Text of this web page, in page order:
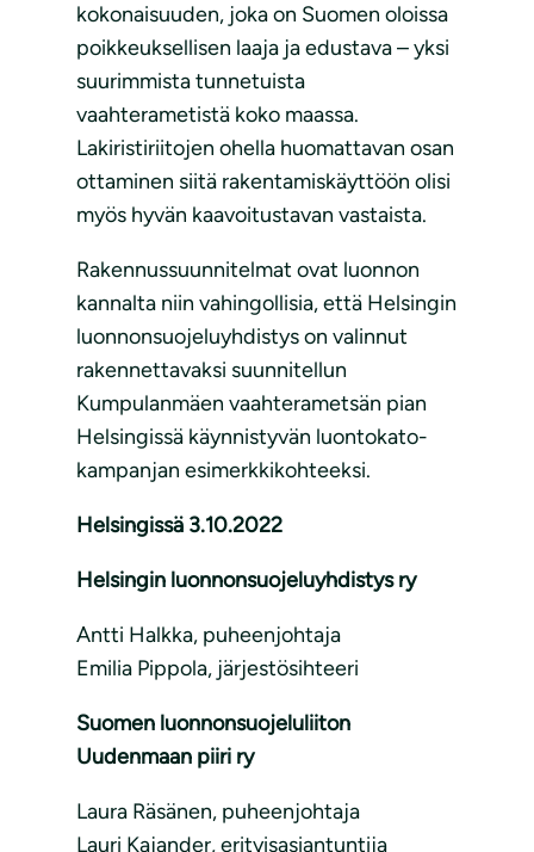
kokonaisuuden, joka on Suomen oloissa
poikkeuksellisen laaja ja edustava – yksi
suurimmista tunnetuista
vaahterametistä koko maassa.
Lakiristiriitojen ohella huomattavan osan
ottaminen siitä rakentamiskäyttöön olisi
myös hyvän kaavoitustavan vastaista.
Rakennussuunnitelmat ovat luonnon
kannalta niin vahingollisia, että Helsingin
luonnonsuojeluyhdistys on valinnut
rakennettavaksi suunnitellun
Kumpulanmäen vaahterametsän pian
Helsingissä käynnistyvän luontokato-
kampanjan esimerkkikohteeksi.
Helsingissä 3.10.2022
Helsingin luonnonsuojeluyhdistys ry
Antti Halkka, puheenjohtaja
Emilia Pippola, järjestösihteeri
Suomen luonnonsuojeluliiton
Uudenmaan piiri ry
Laura Räsänen, puheenjohtaja
Lauri Kajander, erityisasiantuntija